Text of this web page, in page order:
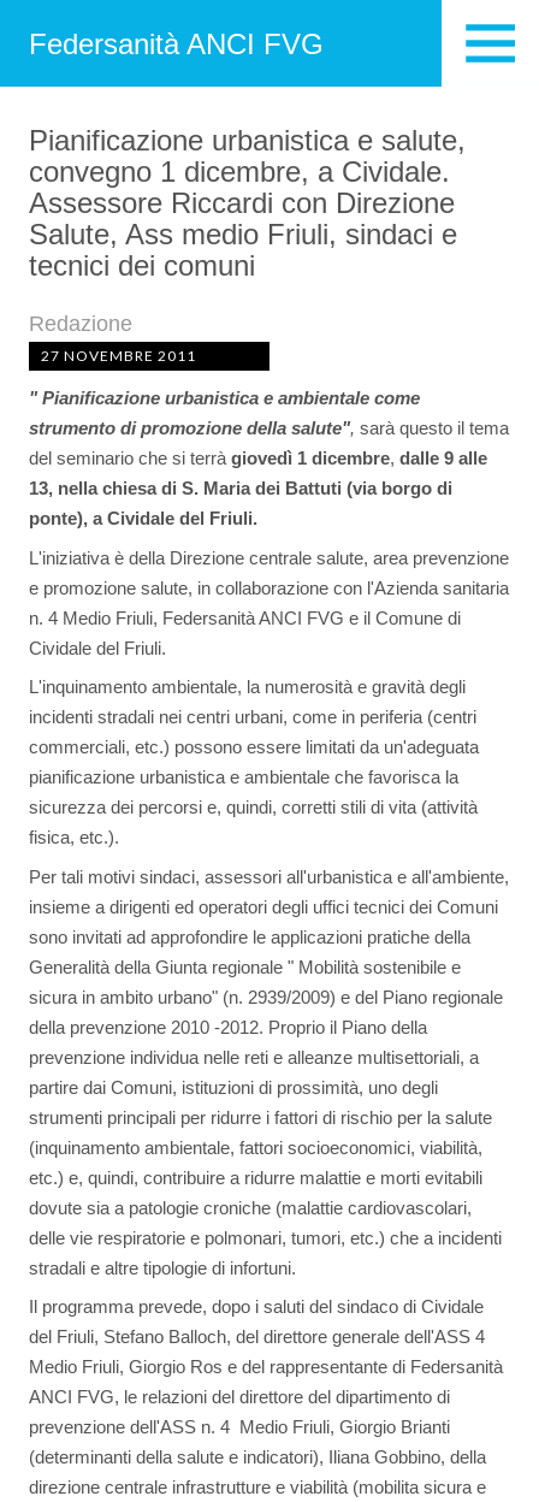
Federsanità ANCI FVG
Pianificazione urbanistica e salute,
convegno 1 dicembre, a Cividale.
Assessore Riccardi con Direzione
Salute, Ass medio Friuli, sindaci e
tecnici dei comuni
Redazione
27 NOVEMBRE 2011
" Pianificazione urbanistica e ambientale come
strumento di promozione della salute", sarà questo il tema
del seminario che si terrà giovedì 1 dicembre, dalle 9 alle
13, nella chiesa di S. Maria dei Battuti (via borgo di
ponte), a Cividale del Friuli.
L'iniziativa è della Direzione centrale salute, area prevenzione
e promozione salute, in collaborazione con l'Azienda sanitaria
n. 4 Medio Friuli, Federsanità ANCI FVG e il Comune di
Cividale del Friuli.
L'inquinamento ambientale, la numerosità e gravità degli
incidenti stradali nei centri urbani, come in periferia (centri
commerciali, etc.) possono essere limitati da un'adeguata
pianificazione urbanistica e ambientale che favorisca la
sicurezza dei percorsi e, quindi, corretti stili di vita (attività
fisica, etc.).
Per tali motivi sindaci, assessori all'urbanistica e all'ambiente,
insieme a dirigenti ed operatori degli uffici tecnici dei Comuni
sono invitati ad approfondire le applicazioni pratiche della
Generalità della Giunta regionale " Mobilità sostenibile e
sicura in ambito urbano" (n. 2939/2009) e del Piano regionale
della prevenzione 2010 -2012. Proprio il Piano della
prevenzione individua nelle reti e alleanze multisettoriali, a
partire dai Comuni, istituzioni di prossimità, uno degli
strumenti principali per ridurre i fattori di rischio per la salute
(inquinamento ambientale, fattori socioeconomici, viabilità,
etc.) e, quindi, contribuire a ridurre malattie e morti evitabili
dovute sia a patologie croniche (malattie cardiovascolari,
delle vie respiratorie e polmonari, tumori, etc.) che a incidenti
stradali e altre tipologie di infortuni.
Il programma prevede, dopo i saluti del sindaco di Cividale
del Friuli, Stefano Balloch, del direttore generale dell'ASS 4
Medio Friuli, Giorgio Ros e del rappresentante di Federsanità
ANCI FVG, le relazioni del direttore del dipartimento di
prevenzione dell'ASS n. 4 Medio Friuli, Giorgio Brianti
(determinanti della salute e indicatori), Iliana Gobbino, della
direzione centrale infrastrutture e viabilità (mobilita sicura e